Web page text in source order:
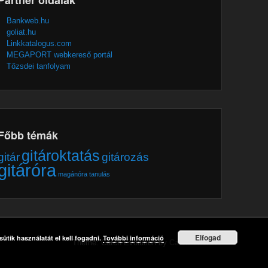
Bankweb.hu
goliat.hu
Linkkatalogus.com
MEGAPORT webkereső portál
Tőzsdei tanfolyam
témák
gitároktatásgitározás
magánóra tanulás
Theme: Catch Evolution by Catch Themes
használatát el kell fogadni.További információ Elfogad